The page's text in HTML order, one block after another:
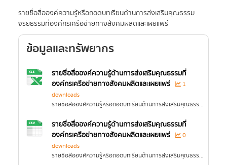
รายชื่อสื่อองค์ความรู้หรือถอดบทเรียนด้านการส่งเสริมคุณธรรม
จริยธรรมที่องค์กรเครือข่ายทางสังคมผลิตและเผยแพร่
ข้อมูลและทรัพยากร
รายชื่อสื่อองค์ความรู้ด้านการส่งเสริมคุณธรรมที่
องค์กรเครือข่ายทางสังคมผลิตและเผยแพร่
1
downloads
รายชื่อสื่อองค์ความรู้หรือถอดบทเรียนด้านการส่งเสริมคุณธรรม จริยธรรมที่องค์กรเครือข่ายทางสังคมผลิตและเผยแพร่
รายชื่อสื่อองค์ความรู้ด้านการส่งเสริมคุณธรรมที่
องค์กรเครือข่ายทางสังคมผลิตและเผยแพร่
0
downloads
รายชื่อสื่อองค์ความรู้หรือถอดบทเรียนด้านการส่งเสริมคุณธรรม จริยธรรมที่องค์กรเครือข่ายทางสังคมผลิตและเผยแพร่